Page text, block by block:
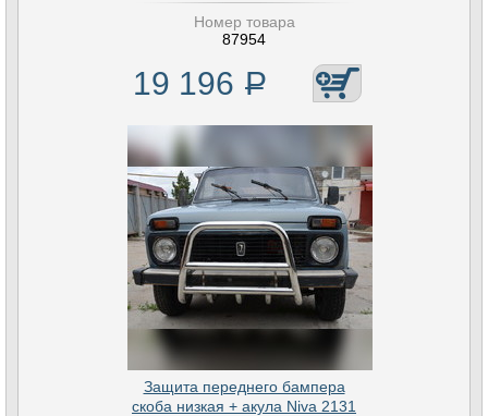
Номер товара
87954
19 196 Р
Защита переднего бампера
скоба низкая + акула Niva 2131